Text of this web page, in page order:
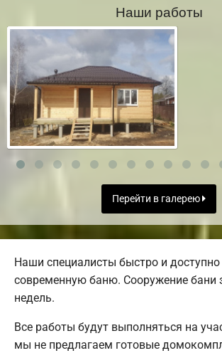
Наши работы
Перейти в галерею
Наши специалисты быстро и доступно
современную баню. Сооружение бани
недель.
Все работы будут выполняться на
мы не предлагаем готовые